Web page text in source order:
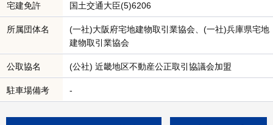
宅建免許 国土交通大臣(5)6206
所属団体名
(一社)大阪府宅地建物取引業協会、(一社)兵庫県宅地
建物取引業協会
公取協名 (公社) 近畿地区不動産公正取引協議会加盟
駐車場備考 -